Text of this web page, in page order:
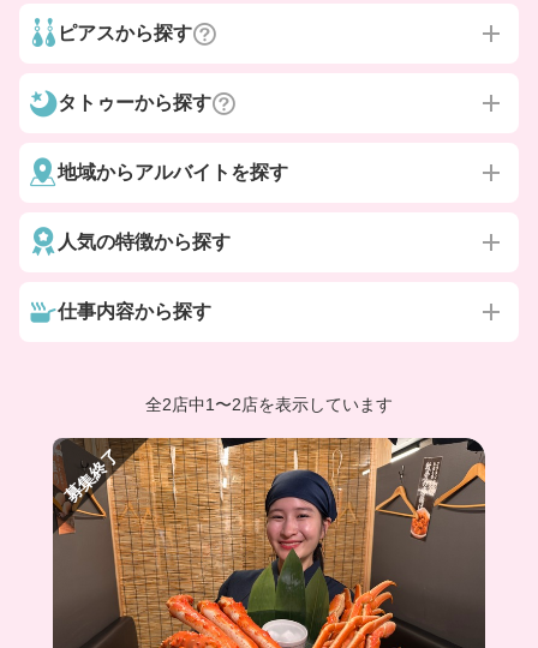
ピアスから探す
タトゥーから探す
地域からアルバイトを探す
人気の特徴から探す
仕事内容から探す
全2店中1 〜2店を表示しています
募集終了